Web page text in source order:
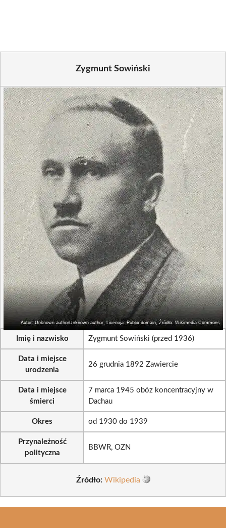
Zygmunt Sowiński
Imię i nazwisko Zygmunt Sowiński (przed 1936)
Data i miejsce
urodzenia
26 grudnia 1892 Zawiercie
Data i miejsce
śmierci
7 marca 1945 obóz koncentracyjny w
Dachau
Okres od 1930 do 1939
Przynależność
polityczna
BBWR, OZN
Źródło: Wikipedia